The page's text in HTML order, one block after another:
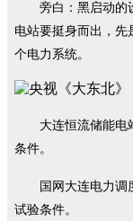
旁白：黑启动的设
电站要挺身而出，先
个电力系统。
大连恒流储能电站
条件。
国网大连电力调度
试验条件。